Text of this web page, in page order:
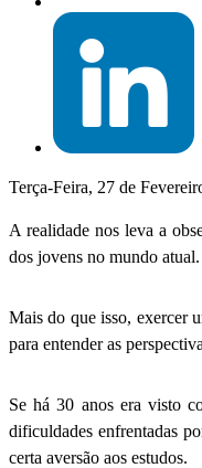
Terça-Feira, 27 de
A realidade nos leva a
dos jovens no mundo
Mais do que isso, exercer
para entender as
Se há 30 anos era visto
dificuldades enfrentadas
certa aversão aos estudos.